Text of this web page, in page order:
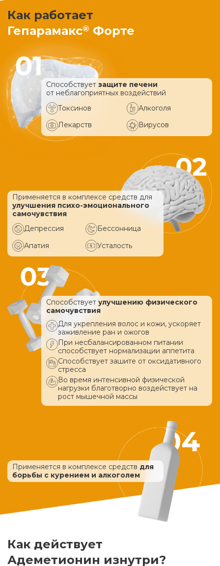
Как работает
Гепарамакс® Форте
Способствует защите печени
от неблагоприятных воздействий
Токсинов
Алкоголя
Лекарств
Вирусов
Применяется в комплексе средств для
улучшения психо-эмоционального
самочувствия
Депрессия
Бессонница
Апатия
Усталость
Способствует улучшению физического
самочувствия
Для укрепления волос и кожи, ускоряет
заживление ран и ожогов
При несбалансированном питании
способствует нормализации аппетита
Способствует зашите от оксидативного
стресса
Во время интенсивной физической
нагрузки благотворно воздействует на
рост мышечной массы
Применяется в комплексе средств для
борьбы с курением и алкоголем
Как действует
Адеметионин изнутри?